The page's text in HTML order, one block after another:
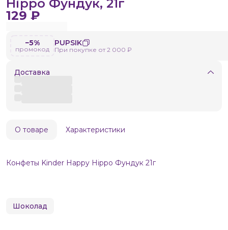
Hippo Фундук, 21г
129 ₽
−5%
промокод
PUPSIK
При покупке от 2 000 ₽
Доставка
О товаре Характеристики
Конфеты Kinder Happy Hippo Фундук 21г
Шоколад